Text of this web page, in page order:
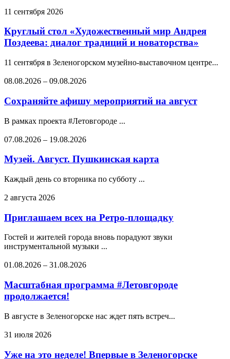
11 сентября 2026
Круглый стол «Художественный мир Андрея
Поздеева: диалог традиций и новаторства»
11 сентября в Зеленогорском музейно-выставочном центре...
08.08.2026 – 09.08.2026
Сохраняйте афишу мероприятий на август
В рамках проекта #Летовгороде ...
07.08.2026 – 19.08.2026
Музей. Август. Пушкинская карта
Каждый день со вторника по субботу ...
2 августа 2026
Приглашаем всех на Ретро-площадку
Гостей и жителей города вновь порадуют звуки
инструментальной музыки ...
01.08.2026 – 31.08.2026
Масштабная программа #Летовгороде
продолжается!
В августе в Зеленогорске нас ждет пять встреч...
31 июля 2026
Уже на это неделе! Впервые в Зеленогорске